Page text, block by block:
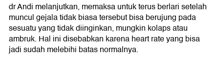
dr Andi melanjutkan, memaksa untuk terus berlari setelah
muncul gejala tidak biasa tersebut bisa berujung pada
sesuatu yang tidak diinginkan, mungkin kolaps atau
ambruk. Hal ini disebabkan karena heart rate yang bisa
jadi sudah melebihi batas normalnya.